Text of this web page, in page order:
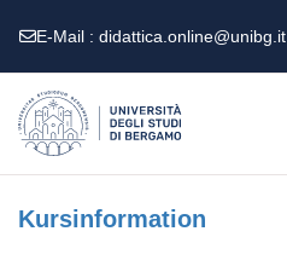
E-Mail : didattica.online@unibg.it
Kursinformation